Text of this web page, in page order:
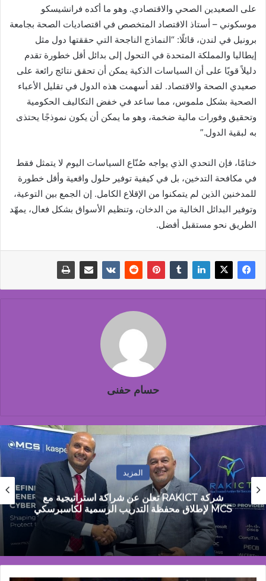
على الصعيدين الصحي والاقتصادي. وهو ما أكده فرانشيسكو
موسكوني – أستاذ الاقتصاد المتخصص في اقتصاديات الصحة بجامعة
برونيل في لندن، قائلًا: “النماذج الناجحة التي حققتها دول مثل
إيطاليا والمملكة المتحدة في التحول إلى بدائل أقل خطورة تقدم
دليلاً قويًا على أن السياسات الذكية يمكن أن تحقق نتائج رائعة على
صعيدي الصحة والاقتصاد. لقد أسهمت هذه الدول في تقليل الأعباء
الصحية بشكل ملموس، مما ساعد في خفض التكاليف الحكومية
وتحقيق وفورات مالية ضخمة، وهو ما يمكن أن يكون نموذجًا يحتذى
به لبقية الدول.”
ختامًا، فإن التحدي الذي يواجه صُنّاع السياسات اليوم لا يتمثل فقط
في مكافحة التدخين، بل في كيفية توفير حلول واقعية وأقل خطورة
للمدخنين الذين لم يتمكنوا من الإقلاع الكامل. إن الجمع بين التوعية،
وتوفير البدائل الخالية من الدخان، وتنظيم الأسواق بشكل فعال، يمهّد
الطريق نحو مستقبل أفضل.
حسام حفنى
المزيد
مصطفى جمال: مصر تمر بمرحلة التحول من
الاستقرار المالي إلى مرحلة النمو القائم على الانتاج